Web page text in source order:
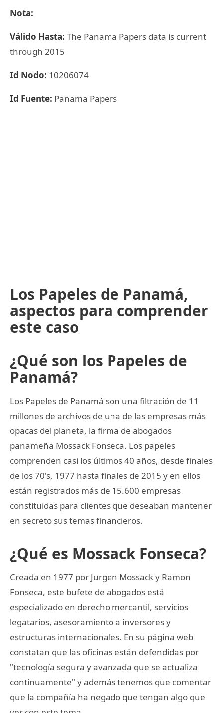
Nota:
Válido Hasta: The Panama Papers data is current
through 2015
Id Nodo: 10206074
Id Fuente: Panama Papers
Los Papeles de Panamá,
aspectos para comprender
este caso
¿Qué son los Papeles de
Panamá?
Los Papeles de Panamá son una filtración de 11
millones de archivos de una de las empresas más
opacas del planeta, la firma de abogados
panameña Mossack Fonseca. Los papeles
comprenden casi los últimos 40 años, desde finales
de los 70's, 1977 hasta finales de 2015 y en ellos
están registrados más de 15.600 empresas
constituidas para clientes que deseaban mantener
en secreto sus temas financieros.
¿Qué es Mossack Fonseca?
Creada en 1977 por Jurgen Mossack y Ramon
Fonseca, este bufete de abogados está
especializado en derecho mercantil, servicios
legatarios, asesoramiento a inversores y
estructuras internacionales. En su página web
constatan que las oficinas están defendidas por
"tecnología segura y avanzada que se actualiza
continuamente" y además tenemos que comentar
que la compañía ha negado que tengan algo que